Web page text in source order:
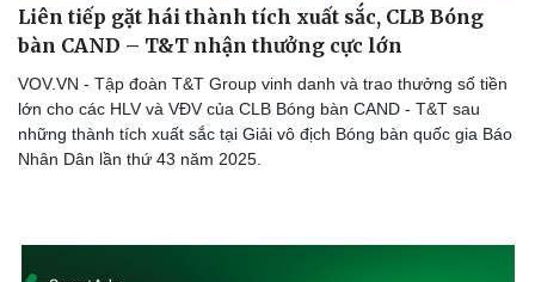
Liên tiếp gặt hái thành tích xuất sắc, CLB Bóng
bàn CAND – T&T nhận thưởng cực lớn
VOV.VN - Tập đoàn T&T Group vinh danh và trao thưởng số tiền
lớn cho các HLV và VĐV của CLB Bóng bàn CAND - T&T sau
những thành tích xuất sắc tại Giải vô địch Bóng bàn quốc gia Báo
Nhân Dân lần thứ 43 năm 2025.